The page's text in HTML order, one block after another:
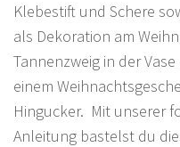
Klebestift und Schere
als Dekoration am
Tannenzweig in der
einem
Hingucker. Mit unserer
Anleitung bastelst du